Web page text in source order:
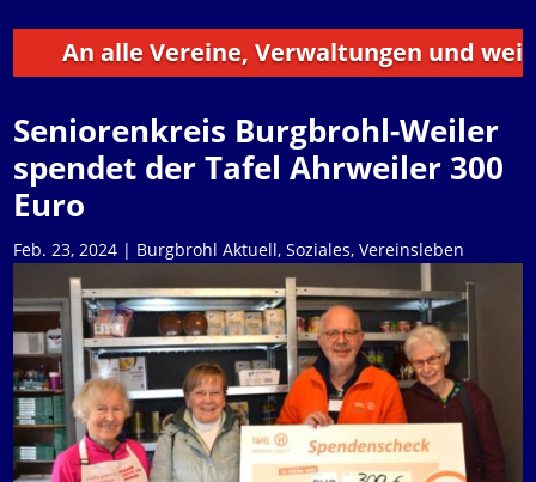
An alle Vereine, Verwaltungen und
Seniorenkreis Burgbrohl-Weiler
spendet der Tafel Ahrweiler 300
Euro
Feb. 23, 2024 | Burgbrohl Aktuell, Soziales, Vereinsleben